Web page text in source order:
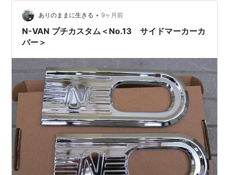
れませんが、、、 念のためのヒント：「だまされない
で」 尚、出題者の気持ちとしては皆…
ありのままに生きる • 9ヶ月前
N-VAN プチカスタム＜No.13 サイドマーカーカ
バー＞